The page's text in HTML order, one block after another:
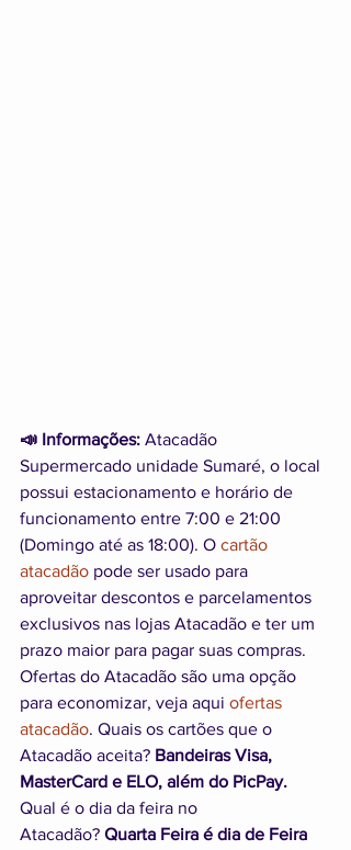
📣 Informações: Atacadão
Supermercado unidade Sumaré, o local
possui estacionamento e horário de
funcionamento entre 7:00 e 21:00
(Domingo até as 18:00). O cartão
atacadão pode ser usado para
aproveitar descontos e parcelamentos
exclusivos nas lojas Atacadão e ter um
prazo maior para pagar suas compras.
Ofertas do Atacadão são uma opção
para economizar, veja aqui ofertas
atacadão. Quais os cartões que o
Atacadão aceita? Bandeiras Visa,
MasterCard e ELO, além do PicPay.
Qual é o dia da feira no
Atacadão? Quarta Feira é dia de Feira